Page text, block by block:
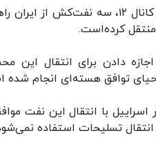
تایمز اسراییل نوشت، بر اساس گزارش
کرده‌است.
دادن برای انتقال این
توافق هسته‌ای انجام شده
کانال ۱۲ می‌گوید، اگر اسراییل با
انتقال تسلیحات استفاده